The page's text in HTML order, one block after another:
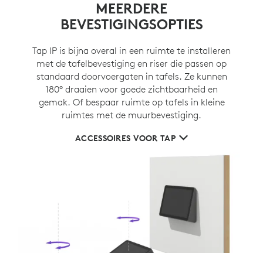
MEERDERE
BEVESTIGINGSOPTIES
Tap IP is bijna overal in een ruimte te installeren
met de tafelbevestiging en riser die passen op
standaard doorvoergaten in tafels. Ze kunnen
180° draaien voor goede zichtbaarheid en
gemak. Of bespaar ruimte op tafels in kleine
ruimtes met de muurbevestiging.
ACCESSOIRES VOOR TAP